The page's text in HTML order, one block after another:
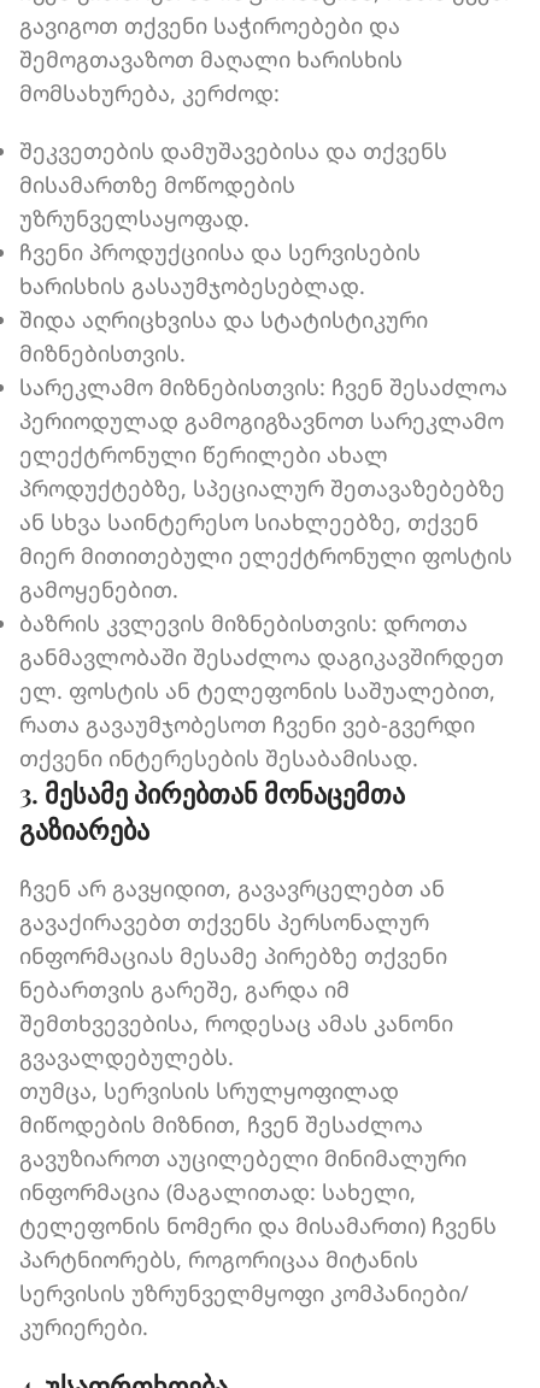
გავიგოთ თქვენი საჭიროებები და
შემოგთავაზოთ მაღალი ხარისხის
მომსახურება, კერძოდ:
შეკვეთების დამუშავებისა და თქვენს
მისამართზე მოწოდების
უზრუნველსაყოფად.
ჩვენი პროდუქციისა და სერვისების
ხარისხის გასაუმჯობესებლად.
შიდა აღრიცხვისა და სტატისტიკური
მიზნებისთვის.
სარეკლამო მიზნებისთვის: ჩვენ შესაძლოა
პერიოდულად გამოგიგზავნოთ სარეკლამო
ელექტრონული წერილები ახალ
პროდუქტებზე, სპეციალურ შეთავაზებებზე
ან სხვა საინტერესო სიახლეებზე, თქვენ
მიერ მითითებული ელექტრონული ფოსტის
გამოყენებით.
ბაზრის კვლევის მიზნებისთვის: დროთა
განმავლობაში შესაძლოა დაგიკავშირდეთ
ელ. ფოსტის ან ტელეფონის საშუალებით,
რათა გავაუმჯობესოთ ჩვენი ვებ-გვერდი
თქვენი ინტერესების შესაბამისად.
3. მესამე პირებთან მონაცემთა
გაზიარება
ჩვენ არ გავყიდით, გავავრცელებთ ან
გავაქირავებთ თქვენს პერსონალურ
ინფორმაციას მესამე პირებზე თქვენი
ნებართვის გარეშე, გარდა იმ
შემთხვევებისა, როდესაც ამას კანონი
გვავალდებულებს.
თუმცა, სერვისის სრულყოფილად
მიწოდების მიზნით, ჩვენ შესაძლოა
გავუზიაროთ აუცილებელი მინიმალური
ინფორმაცია (მაგალითად: სახელი,
ტელეფონის ნომერი და მისამართი) ჩვენს
პარტნიორებს, როგორიცაა მიტანის
სერვისის უზრუნველმყოფი კომპანიები/
კურიერები.